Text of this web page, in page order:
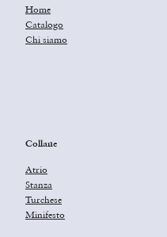
Home
Catalogo
Chi siamo
Collane
Atrio
Stanza
Turchese
Minifesto